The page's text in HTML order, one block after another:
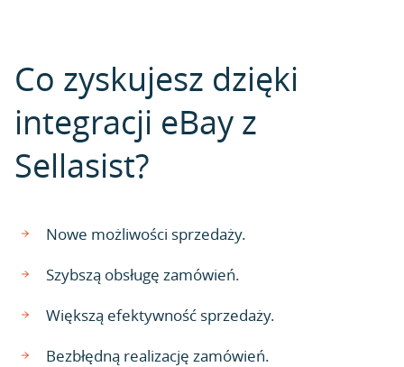
Co zyskujesz dzięki
integracji eBay z
Sellasist?
Nowe możliwości sprzedaży.
Szybszą obsługę zamówień.
Większą efektywność sprzedaży.
Bezbłędną realizację zamówień.